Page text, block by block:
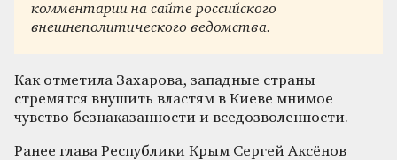
комментарии на сайте российского
внешнеполитического ведомства.
Как отметила Захарова, западные страны
стремятся внушить властям в Киеве мнимое
чувство безнаказанности и вседозволенности.
Ранее глава Республики Крым Сергей Аксёнов